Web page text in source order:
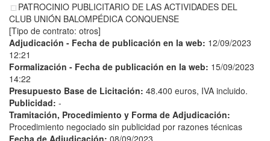
PATROCINIO PUBLICITARIO DE LAS ACTIVIDADES DEL
CLUB UNIÓN BALOMPÉDICA CONQUENSE
[Tipo de contrato: otros]
Adjudicación - Fecha de publicación en la web: 12/09/2023
12:21
Formalización - Fecha de publicación en la web: 15/09/2023
14:22
Presupuesto Base de Licitación: 48.400 euros, IVA incluido.
Publicidad: -
Tramitación, Procedimiento y Forma de Adjudicación:
Procedimiento negociado sin publicidad por razones técnicas
Fecha de Adjudicación: 08/09/2023